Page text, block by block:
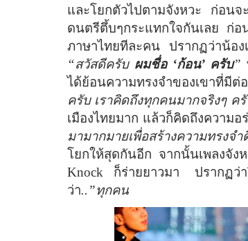
และโยกตัวไปตามจังหวะ ก่อน
ดนตรีตึ้บๆกระแทกใจกันเลย
ก่อ
ภาษาไทยทีละคน ปรากฏว่าน้อง
“สวัสดีครับ ผมชื่อ ‘ก้อน’ ครับ”
ได้ย้อนความทรงจำของเขาที่มี
ครับ เราคิดถึงทุกคนมากจริงๆ ค
เมืองไทยมาก แล้วก็คิดถึงความ
มามากมายเพื่อสร้างความทรงจ
โยกให้สุดกันอีก จากนั้นเพลงจังห
Knock
ก็ร่ายยาวมา ปรากฏว่
ว่า..”ทุกคน